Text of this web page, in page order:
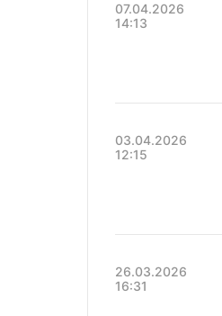
07.04.2026
14:13
03.04.2026
12:15
26.03.2026
16:31